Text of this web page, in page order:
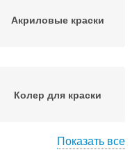
Акриловые краски
Колер для краски
Показать все